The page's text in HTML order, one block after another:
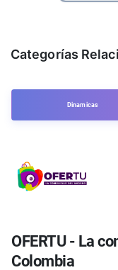
Categorías
Dinamicas
OFERTU - La
Colombia